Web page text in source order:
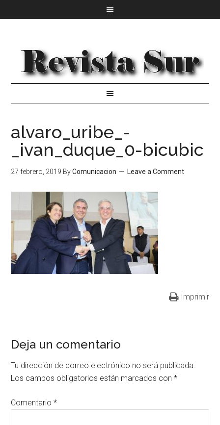
alvaro_uribe_-
_ivan_duque_0-bicubic
27 febrero, 2019 ByComunicacion Leave a Comment
Imprimir
Deja un comentario
Tu dirección de correo electrónico no será publicada.
Los campos obligatorios están marcados con*
Comentario*